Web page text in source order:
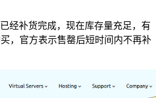
经补货完成，现在库存量充足，有
，官方表示售罄后短时间内不再补